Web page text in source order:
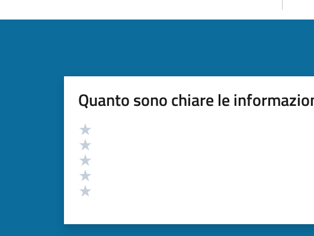
Quanto sono chiare le
Valutazione